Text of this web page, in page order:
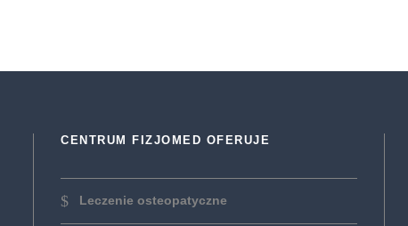
CENTRUM FIZJOMED OFERUJE
Leczenie osteopatyczne